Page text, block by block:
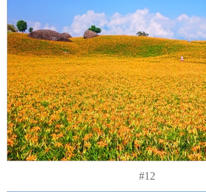
#12